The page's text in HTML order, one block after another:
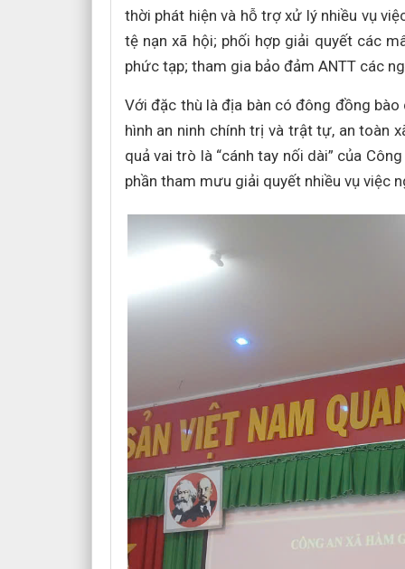
thời phát hiện và hỗ trợ xử lý nhiều vụ
tệ nạn xã hội; phối hợp giải quyết các
phức tạp; tham gia bảo đảm ANTT các
Với đặc thù là địa bàn có đông đồng
hình an ninh chính trị và trật tự, an toàn
quả vai trò là “cánh tay nối dài” của
phần tham mưu giải quyết nhiều vụ việc